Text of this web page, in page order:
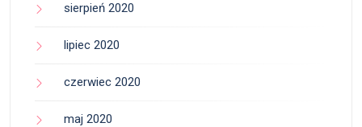
sierpień 2020
lipiec 2020
czerwiec 2020
maj 2020